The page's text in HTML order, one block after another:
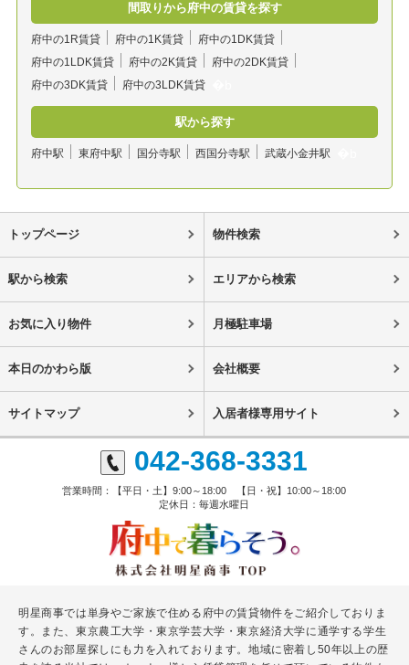
間取りから府中の賃貸を探す
府中の1R賃貸 府中の1K賃貸
府中の1DK賃貸
府中の1LDK賃貸
府中の2K賃貸
府中の2DK賃貸
府中の3DK賃貸
府中の3LDK賃貸
駅から探す
府中駅 東府中駅 国分寺駅 西国分寺駅 武蔵小金井駅
トップページ 物件検索
駅から検索 エリアから検索
お気に入り物件 月極駐車場
本日のかわら版 会社概要
サイトマップ 入居者様専用サイト
042-368-3331
営業時間：【平日・土】9:00～18:00 【日・祝】10:00～18:00
定休日：毎週水曜日
明星商事では単身やご家族で住める府中の賃貸物件をご紹介しておりま
す。また、東京農工大学・東京学芸大学・東京経済大学に通学する学生
さんのお部屋探しにも力を入れております。地域に密着し50年以上の歴